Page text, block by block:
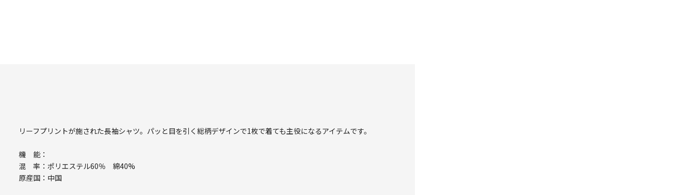
リーフプリントが施された長袖シャツ。パッと目を引く総柄デザインで1枚で着ても主役になるアイテムです。
機 能：
混 率：ポリエステル60％ 綿40%
原産国：中国